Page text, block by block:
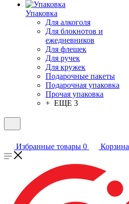
Упаковка
Для алкоголя
Для блокнотов и
ежедневников
Для флешек
Для ручек
Для кружек
Подарочные пакеты
Подарочная упаковка
Прочая упаковка
+ ЕЩЕ 3
Избранные товары 0 Корзина